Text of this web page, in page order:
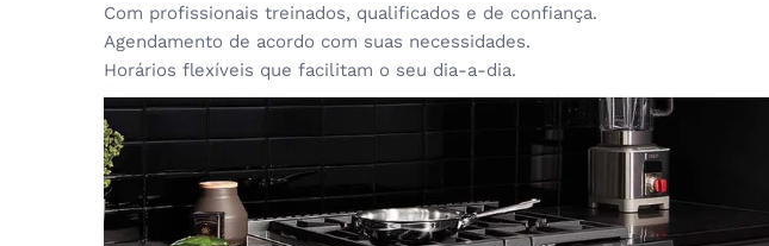
Com profissionais treinados, qualificados e de confiança.
Agendamento de acordo com suas necessidades.
Horários flexíveis que facilitam o seu dia-a-dia.